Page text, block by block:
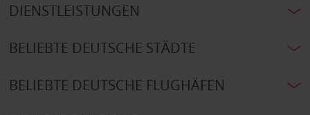
DIENSTLEISTUNGEN
BELIEBTE DEUTSCHE STÄDTE
BELIEBTE DEUTSCHE FLUGHÄFEN